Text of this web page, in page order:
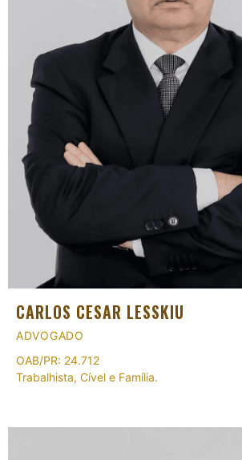
CARLOS CESAR LESSKIU
ADVOGADO
OAB/PR: 24.712
Trabalhista, Cível e Família.